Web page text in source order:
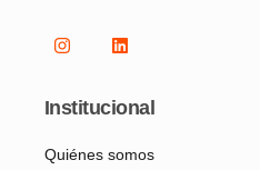
Institucional
Quiénes somos